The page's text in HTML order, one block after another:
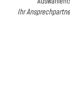
Ihr